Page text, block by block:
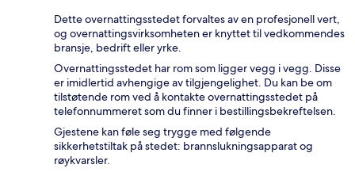
Dette overnattingsstedet forvaltes av en profesjonell vert,
og overnattingsvirksomheten er knyttet til vedkommendes
bransje, bedrift eller yrke.
Overnattingsstedet har rom som ligger vegg i vegg. Disse
er imidlertid avhengige av tilgjengelighet. Du kan be om
tilstøtende rom ved å kontakte overnattingsstedet på
telefonnummeret som du finner i bestillingsbekreftelsen.
Gjestene kan føle seg trygge med følgende
sikkerhetstiltak på stedet: brannslukningsapparat og
røykvarsler.